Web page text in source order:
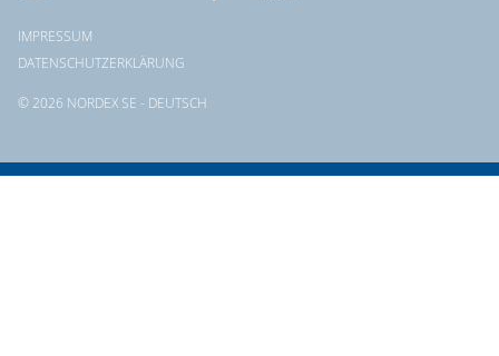
© 2026 NORDEX SE - DEUTSCH
IMPRESSUM
DATENSCHUTZERKLÄRUNG